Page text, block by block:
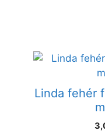
Linda fehér